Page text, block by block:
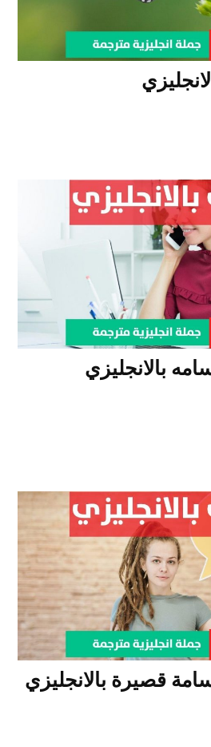
بالانجليزي
قصيرة بالانجليزي